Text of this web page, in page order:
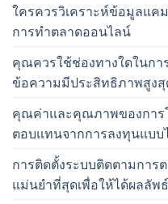
ใครควรวิเคราะห์ข้อมูลแ
การทำตลาดออนไลน์
คุณควรใช้ช่องทางใดในกา
ข้อความมีประสิทธิภาพสูง
คุณค่าและคุณภาพของการ
ตอบแทนจากการลงทุนแบบ
การติดตั้งระบบติดตามการ
แม่นยำที่สุดเพื่อให้ได้ผลลัพ